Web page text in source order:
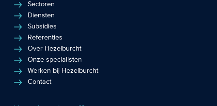
Sectoren
Diensten
Subsidies
Referenties
Over Hezelburcht
Onze specialisten
Werken bij Hezelburcht
Contact